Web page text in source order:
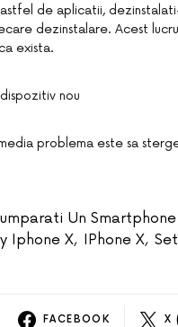
de aplicatii,
dezinstalare. Acest
exista.
nou
problema este sa
Un
Iphone X, IPhone X,
FACEBOOK X